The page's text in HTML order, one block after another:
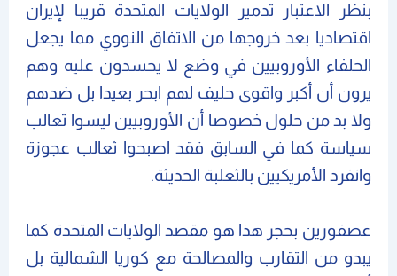
بنظر الاعتبار تدمير الولايات المتحدة قريبا لإيران
اقتصاديا بعد خروجها من الاتفاق النووي مما يجعل
الحلفاء الأوروبيين في وضع لا يحسدون عليه وهم
يرون أن أكبر واقوى حليف لهم ابحر بعيدا بل ضدهم
ولا بد من حلول خصوصا أن الأوروبيين ليسوا ثعالب
سياسة كما في السابق فقد اصبحوا ثعالب عجوزة
وانفرد الأمريكيين بالثعلبة الحديثة.
عصفورين بحجر هذا هو مقصد الولايات المتحدة كما
يبدو من التقارب والمصالحة مع كوريا الشمالية بل